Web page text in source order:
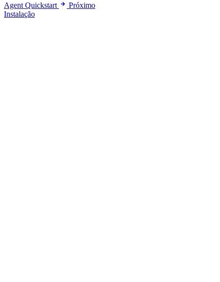
Agent Quickstart
Próximo
Instalação